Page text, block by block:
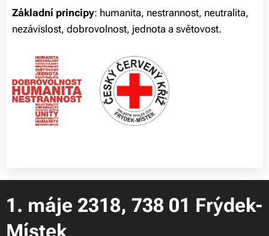
Základní principy: humanita, nestrannost, neutralita,
nezávislost, dobrovolnost, jednota a světovost.
1. máje 2318, 738 01 Frýdek-
Místek